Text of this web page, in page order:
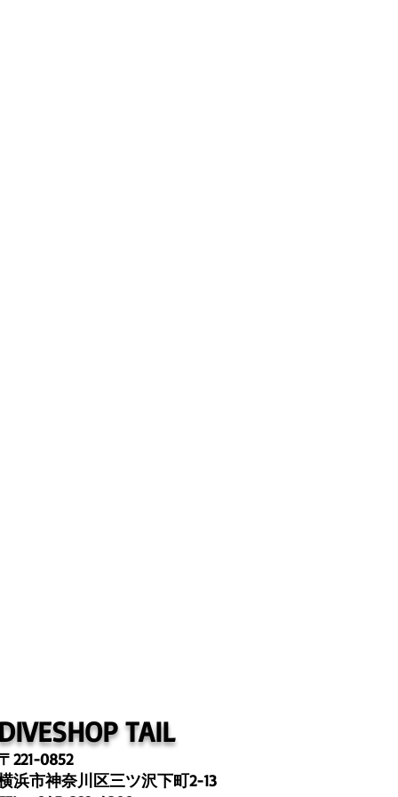
TAIL
221-0852
浜市神奈川区三ツ沢下町2-13